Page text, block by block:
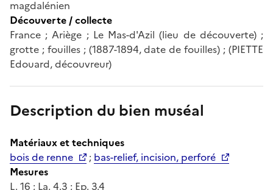
magdalénien
Découverte / collecte
France ; Ariège ; Le Mas-d'Azil (lieu de découverte) ;
grotte ; fouilles ; (1887-1894, date de fouilles) ; (PIETTE
Edouard, découvreur)
Description du bien muséal
Matériaux et techniques
bois de renne
; bas-relief, incision, perforé
Mesures
L. 16 ; La. 4.3 ; Ep. 3.4